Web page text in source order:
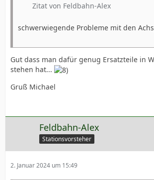
Zitat von Feldbahn-Alex
schwerwiegende Probleme mit den
Gut dass man dafür genug Ersatzteile in
stehen hat...
Gruß Michael
Feldbahn-Alex
Stationsvorsteher
2. Januar 2024 um 15:49